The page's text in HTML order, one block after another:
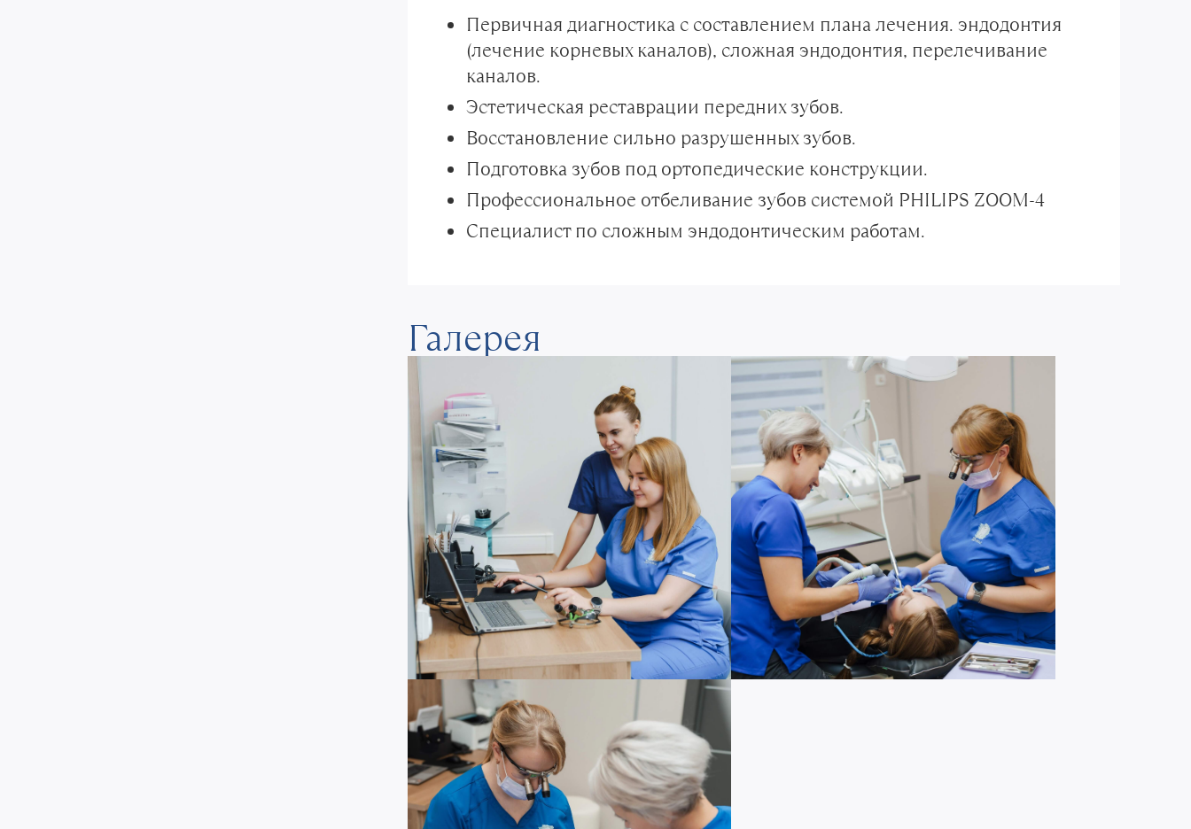
Первичная диагностика с составлением плана лечения. эндодонтия
(лечение корневых каналов), сложная эндодонтия, перелечивание
каналов.
Эстетическая реставрации передних зубов.
Восстановление сильно разрушенных зубов.
Подготовка зубов под ортопедические конструкции.
Профессиональное отбеливание зубов системой PHILIPS ZOOM-4
Специалист по сложным эндодонтическим работам.
Галерея